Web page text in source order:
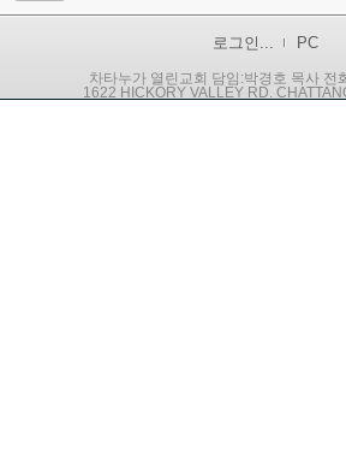
로그인... PC
차타누가 열린교회 담임:박경호 목사 전
1622 HICKORY VALLEY RD.